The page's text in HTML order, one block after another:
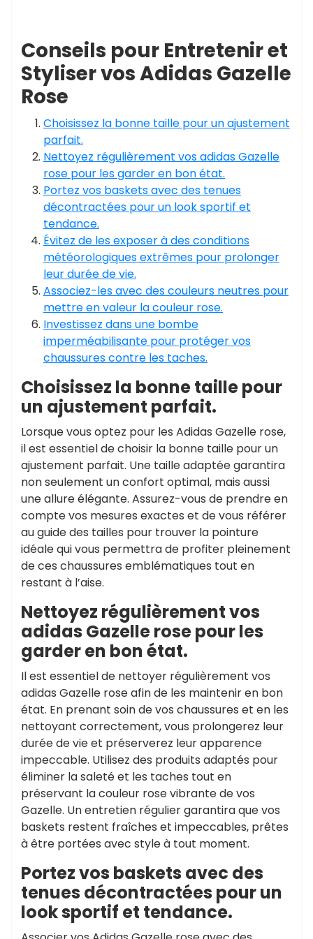
Conseils pour Entretenir et
Styliser vos Adidas Gazelle
Rose
Choisissez la bonne taille pour un ajustement
parfait.
Nettoyez régulièrement vos adidas Gazelle
rose pour les garder en bon état.
Portez vos baskets avec des tenues
décontractées pour un look sportif et
tendance.
Évitez de les exposer à des conditions
météorologiques extrêmes pour prolonger
leur durée de vie.
Associez-les avec des couleurs neutres pour
mettre en valeur la couleur rose.
Investissez dans une bombe
imperméabilisante pour protéger vos
chaussures contre les taches.
Choisissez la bonne taille pour
un ajustement parfait.
Lorsque vous optez pour les Adidas Gazelle rose,
il est essentiel de choisir la bonne taille pour un
ajustement parfait. Une taille adaptée garantira
non seulement un confort optimal, mais aussi
une allure élégante. Assurez-vous de prendre en
compte vos mesures exactes et de vous référer
au guide des tailles pour trouver la pointure
idéale qui vous permettra de profiter pleinement
de ces chaussures emblématiques tout en
restant à l’aise.
Nettoyez régulièrement vos
adidas Gazelle rose pour les
garder en bon état.
Il est essentiel de nettoyer régulièrement vos
adidas Gazelle rose afin de les maintenir en bon
état. En prenant soin de vos chaussures et en les
nettoyant correctement, vous prolongerez leur
durée de vie et préserverez leur apparence
impeccable. Utilisez des produits adaptés pour
éliminer la saleté et les taches tout en
préservant la couleur rose vibrante de vos
Gazelle. Un entretien régulier garantira que vos
baskets restent fraîches et impeccables, prêtes
à être portées avec style à tout moment.
Portez vos baskets avec des
tenues décontractées pour un
look sportif et tendance.